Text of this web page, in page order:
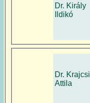
Dr. Király
Ildikó
Dr. Krajcsi
Attila